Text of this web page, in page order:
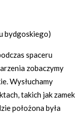
bydgoskiego)
spaceru
zobaczymy
Wysłuchamy
takich jak zamek
położona była